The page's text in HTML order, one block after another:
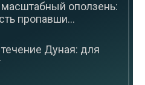
оползень:
пропавши...
Дуная: для